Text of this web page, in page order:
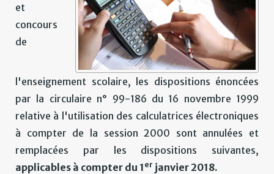
et
concours
de
l'enseignement scolaire, les dispositions énoncées
par la circulaire n° 99-186 du 16 novembre 1999
relative à l'utilisation des calculatrices électroniques
à compter de la session 2000 sont annulées et
remplacées par les dispositions suivantes,
applicables à compter du 1 er janvier 2018.